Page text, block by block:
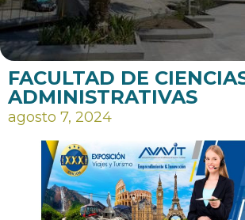
FACULTAD DE
ADMINISTRATIVAS
agosto 7, 2024